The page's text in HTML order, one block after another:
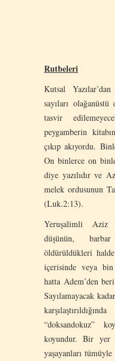
Rutbeleri
Kutsal
sayıları
tasvir
peygamberin
çıkıp akıyordu.
On binlerce on
diye yazılıdır ve
melek ordusunun
(Luk.2:13).
Yeruşalimli Aziz
düşünün,
öldürüldükleri
içerisinde veya
hatta Adem’den
Sayılamayacak
“doksandokuz”
koyundur. Bir
yaşayanları tümüyle